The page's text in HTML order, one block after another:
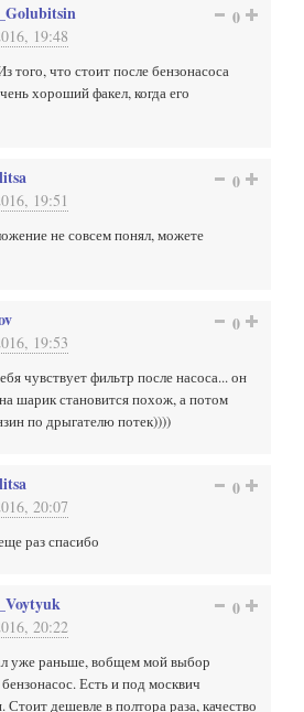
19:48
0
того, что стоит после бензонасоса
хороший факел, когда его
19:51
0
не совсем понял, можете
19:53
0
чувствует фильтр после насоса... он
шарик становится похож, а потом
по дрыгателю потек))))
20:07
0
раз спасибо
20:22
0
уже раньше, вобщем мой выбор
Есть и под москвич
дешевле в полтора раза, качество